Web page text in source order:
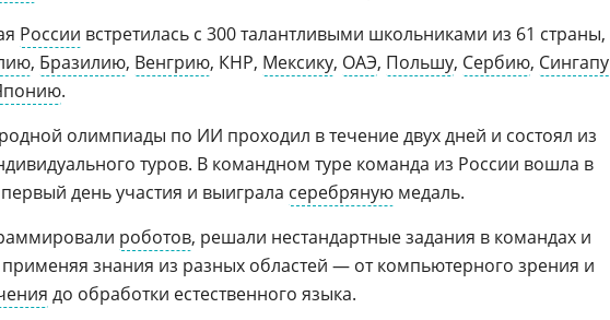
России встретилась с 300 талантливыми школьниками из 61 страны,
, Бразилию, Венгрию, КНР, Мексику, ОАЭ, Польшу, Сербию,
.
олимпиады по ИИ проходил в течение двух дней и состоял из
туров. В командном туре команда из России вошла в
день участия и выиграла серебряную медаль.
роботов, решали нестандартные задания в командах и
знания из разных областей — от компьютерного зрения и
до обработки естественного языка.